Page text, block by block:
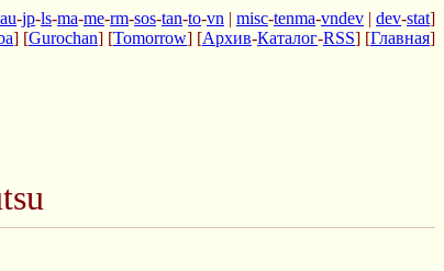
-jp-ls-ma-me-rm-sos-tan-to-vn | misc-tenma-vndev | dev-stat]
] [Gurochan] [Tomorrow] [Архив-Каталог-RSS] [Главная]